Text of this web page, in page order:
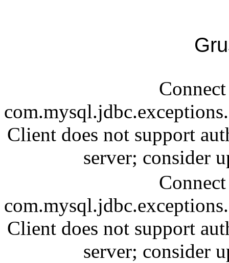
Client does not support
server; consider
Client does not support
server; consider